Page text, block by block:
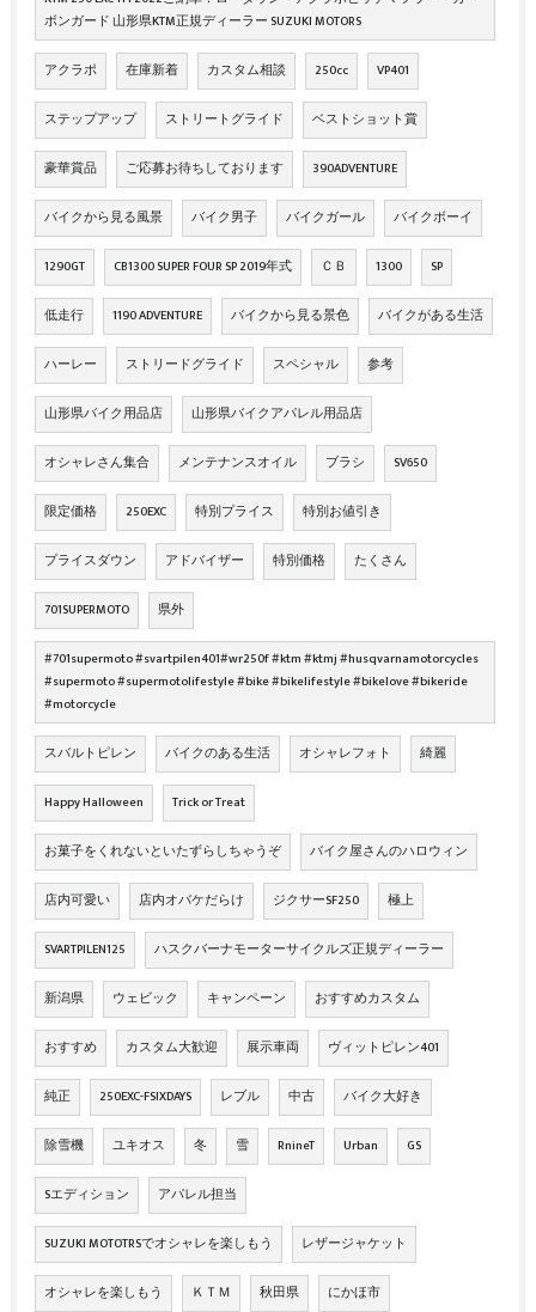
ボンガード 山形県KTM正規ディーラー SUZUKI MOTORS
アクラポ 在庫新着 カスタム相談 250cc VP401
ステップアップ ストリートグライド ベストショット賞
豪華賞品 ご応募お待ちしております 390ADVENTURE
バイクから見る風景 バイク男子 バイクガール バイクボーイ
1290GT CB1300 SUPER FOUR SP 2019年式 ＣＢ 1300 SP
低走行 1190 ADVENTURE バイクから見る景色 バイクがある生活
ハーレー ストリードグライド スペシャル 参考
山形県バイク用品店 山形県バイクアパレル用品店
オシャレさん集合 メンテナンスオイル ブラシ SV650
限定価格 250EXC 特別プライス 特別お値引き
プライスダウン アドバイザー 特別価格 たくさん
701SUPERMOTO 県外
#701supermoto #svartpilen401#wr250f #ktm #ktmj #husqvarnamotorcycles
#supermoto #supermotolifestyle #bike #bikelifestyle #bikelove #bikeride
#motorcycle
スバルトピレン バイクのある生活 オシャレフォト 綺麗
Happy Halloween Trick or Treat
お菓子をくれないといたずらしちゃうぞ バイク屋さんのハロウィン
店内可愛い 店内オバケだらけ ジクサーSF250 極上
SVARTPILEN125 ハスクバーナモーターサイクルズ正規ディーラー
新潟県 ウェビック キャンペーン おすすめカスタム
おすすめ カスタム大歓迎 展示車両 ヴィットピレン401
純正 250EXC-FSIXDAYS レブル 中古 バイク大好き
除雪機 ユキオス 冬 雪 RnineT Urban GS
Sエディション アパレル担当
SUZUKI MOTOTRSでオシャレを楽しもう レザージャケット
オシャレを楽しもう ＫＴＭ 秋田県 にかほ市